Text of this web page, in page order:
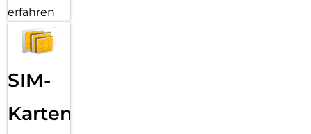
erfahren
SIM-
Karten